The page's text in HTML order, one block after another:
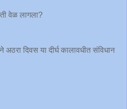
वेळ लागला?
अठरा दिवस या दीर्घ कालावधीत संविधान